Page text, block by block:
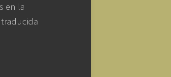
en la